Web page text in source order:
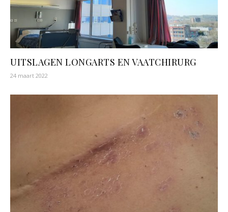
UITSLAGEN LONGARTS EN VAATCHIRURG
24 maart 2022